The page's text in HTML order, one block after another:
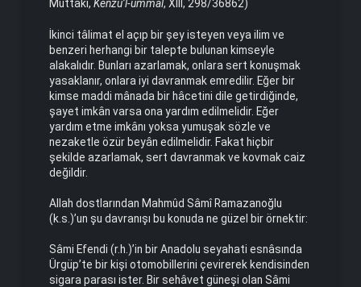
Müttakî, Kenzu’l-ummâl, XIII, 298/36862)
İkinci tâlimat el açıp bir şey isteyen veya ilim ve
benzeri herhangi bir talepte bulunan kimseyle
alakalıdır. Bunları azarlamak, onlara sert konuşmak
yasaklanır, onlara iyi davranmak emredilir. Eğer bir
kimse maddi mânada bir hâcetini dile getirdiğinde,
şayet imkân varsa ona yardım edilmelidir. Eğer
yardım etme imkânı yoksa yumuşak sözle ve
nezaketle özür beyân edilmelidir. Fakat hiçbir
şekilde azarlamak, sert davranmak ve kovmak caiz
değildir.
Allah dostlarından Mahmûd Sâmî Ramazanoğlu
(k.s.)’un şu davranışı bu konuda ne güzel bir örnektir:
Sâmi Efendi (r.h.)’in bir Anadolu seyahati esnâsında
Ürgüp’te bir kişi otomobillerini çevirerek kendisinden
sigara parası ister. Bir sehâvet güneşi olan Sâmi